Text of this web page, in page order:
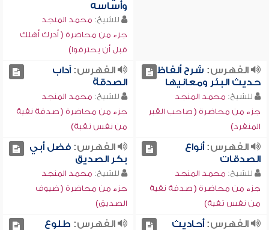
وأساسه
للشيخ: محمد المنجد
جزء من محاضرة ( أدرك أهلك
قبل أن يحترقوا)
الفهرس: شرح ألفاظ
حديث البئر ومعانيها
للشيخ: محمد المنجد
جزء من محاضرة ( صاحب القبر
المنفرد)
الفهرس:آداب
الصدقة
للشيخ: محمد المنجد
جزء من محاضرة ( صدقة نقية
من نفس تقية)
الفهرس:أنواع
الصدقات
للشيخ: محمد المنجد
جزء من محاضرة ( صدقة نقية
من نفس تقية)
الفهرس:فضل أبي
بكر الصديق
للشيخ: محمد المنجد
جزء من محاضرة ( ضيوف
الصديق)
الفهرس:أحاديث
الفهرس: طلوع